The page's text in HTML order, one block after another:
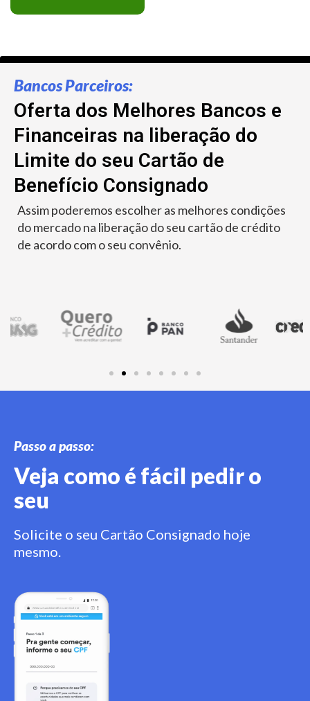
Bancos Parceiros:
Oferta dos Melhores Bancos e
Financeiras na liberação do
Limite do seu Cartão de
Benefício Consignado
Assim poderemos escolher as melhores condições
do mercado na liberação do seu cartão de crédito
de acordo com o seu convênio.
Passo a passo:
Veja como é fácil pedir o
seu
Solicite o seu Cartão Consignado hoje
mesmo.